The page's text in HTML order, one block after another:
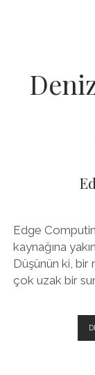
Ve
Yan
Sanayi
Edge
kaynağına
Düşünün ki, bir
çok uzak bir